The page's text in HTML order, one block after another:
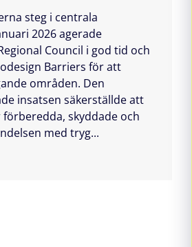
steg i centrala
2026 agerade
Council i god tid och
Barriers för att
områden. Den
insatsen säkerställde att
skyddade och
med tryg...